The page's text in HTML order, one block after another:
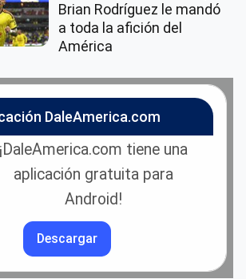
Brian Rodríguez le mandó
a toda la afición del
América
DaleAmerica.com
¡DaleAmerica.com tiene una
aplicación gratuita para
Android!
Descargar